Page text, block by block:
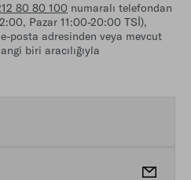
80 80 100 numaralı telefondan
Pazar 11:00-20:00 TSİ),
e-posta adresinden veya mevcut
biri aracılığıyla